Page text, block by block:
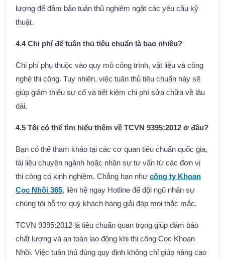
lượng để đảm bảo tuân thủ nghiêm ngặt các yêu cầu kỹ
thuật.
4.4 Chi phí để tuân thủ tiêu chuẩn là bao nhiêu?
Chi phí phụ thuộc vào quy mô công trình, vật liệu và công
nghệ thi công. Tuy nhiên, việc tuân thủ tiêu chuẩn này sẽ
giúp giảm thiểu sự cố và tiết kiệm chi phí sửa chữa về lâu
dài.
4.5 Tôi có thể tìm hiểu thêm về TCVN 9395:2012 ở đâu?
Bạn có thể tham khảo tại các cơ quan tiêu chuẩn quốc gia,
tài liệu chuyên ngành hoặc nhận sự tư vấn từ các đơn vị
thi công có kinh nghiệm. Chẳng hạn như công ty Khoan
Cọc Nhồi 365, liên hệ ngay Hotline để đội ngũ nhân sự
chúng tôi hỗ trợ quý khách hàng giải đáp mọi thắc mắc.
TCVN 9395:2012 là tiêu chuẩn quan trọng giúp đảm bảo
chất lượng và an toàn lao động khi thi công Cọc Khoan
Nhồi. Việc tuân thủ đúng quy định không chỉ giúp nâng cao